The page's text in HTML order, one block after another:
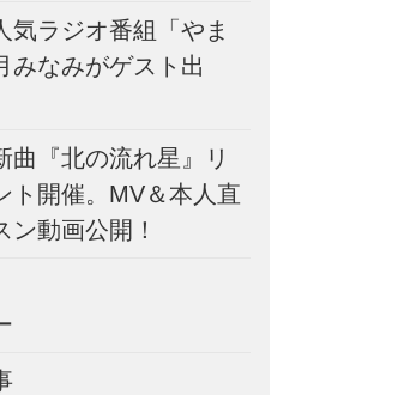
気ラジオ番組「やま
みなみがゲスト出
曲『北の流れ星』リ
ト開催。MV＆本人直
ン動画公開！